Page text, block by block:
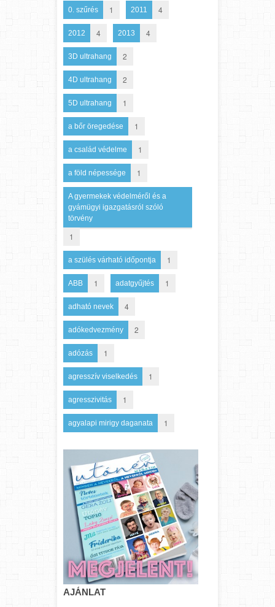
0. szűrés 1 2011 4
2012 4 2013 4
3D ultrahang 2
4D ultrahang 2
5D ultrahang 1
a bőr öregedése 1
a család védelme 1
a föld népessége 1
A gyermekek védelméről és a
gyámügyi igazgatásról szóló
törvény
1
a szülés várható időpontja 1
ABB 1 adatgyűjtés 1
adható nevek 4
adókedvezmény 2
adózás 1
agresszív viselkedés 1
agresszivitás 1
agyalapi mirigy daganata 1
AJÁNLAT